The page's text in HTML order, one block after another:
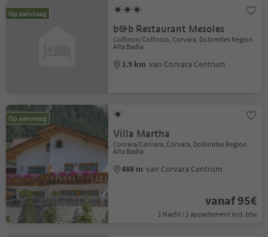
Op aanvraag
b&b Restaurant Mesoles
Colfosco/Colfosco, Corvara, Dolomites Region
Alta Badia
2.9 km van Corvara Centrum
Op aanvraag
Villa Martha
Corvara/Corvara, Corvara, Dolomites Region
Alta Badia
488 m van Corvara Centrum
vanaf 95€
1 Nacht / 1 appartement Incl. btw